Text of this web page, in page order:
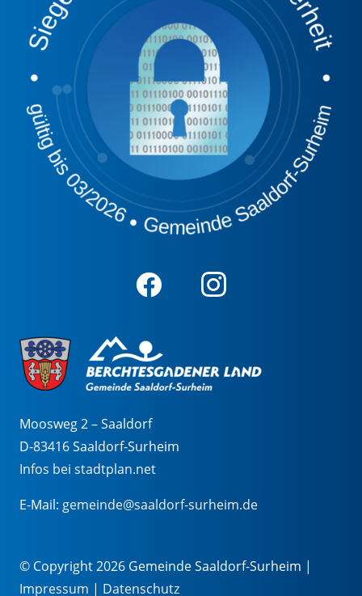
Moosweg 2 – Saaldorf
D-83416 Saaldorf-Surheim
Infos bei stadtplan.net
E-Mail: gemeinde@saaldorf-surheim.de
© Copyright 2026 Gemeinde Saaldorf-Surheim |
Impressum | Datenschutz